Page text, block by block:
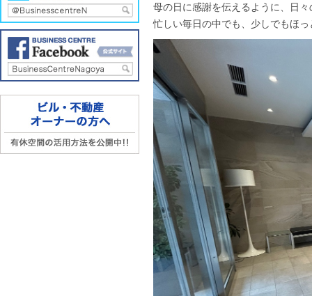
母の日に感謝を伝えるように、日
忙しい毎日の中でも、少しでもほ